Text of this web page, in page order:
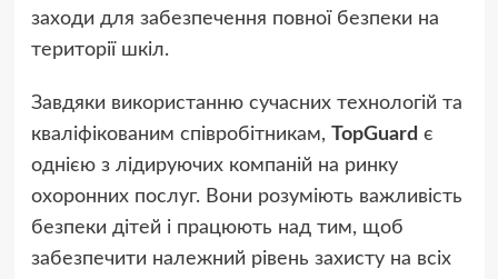
заходи для забезпечення повної безпеки на
території шкіл.
Завдяки використанню сучасних технологій та
кваліфікованим співробітникам,
TopGuard є
однією з лідируючих компаній на ринку
охоронних послуг. Вони розуміють важливість
безпеки дітей і працюють над тим, щоб
забезпечити належний рівень захисту на всіх